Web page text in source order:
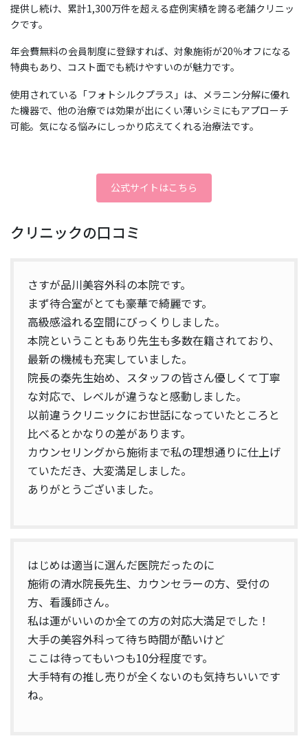
提供し続け、累計1,300万件を超える症例実績を誇る老舗クリニッ
クです。
年会費無料の会員制度に登録すれば、対象施術が20％オフになる
特典もあり、コスト面でも続けやすいのが魅力です。
使用されている「フォトシルクプラス」は、メラニン分解に優れ
た機器で、他の治療では効果が出にくい薄いシミにもアプローチ
可能。気になる悩みにしっかり応えてくれる治療法です。
公式サイトはこちら
クリニックの口コミ
さすが品川美容外科の本院です。
まず待合室がとても豪華で綺麗です。
高級感溢れる空間にびっくりしました。
本院ということもあり先生も多数在籍されており、
最新の機械も充実していました。
院長の秦先生始め、スタッフの皆さん優しくて丁寧
な対応で、レベルが違うなと感動しました。
以前違うクリニックにお世話になっていたところと
比べるとかなりの差があります。
カウンセリングから施術まで私の理想通りに仕上げ
ていただき、大変満足しました。
ありがとうございました。
はじめは適当に選んだ医院だったのに
施術の清水院長先生、カウンセラーの方、受付の
方、看護師さん。
私は運がいいのか全ての方の対応大満足でした！
大手の美容外科って待ち時間が酷いけど
ここは待ってもいつも10分程度です。
大手特有の推し売りが全くないのも気持ちいいです
ね。